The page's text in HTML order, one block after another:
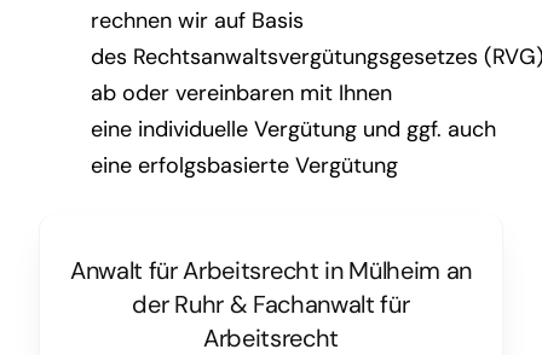
rechnen wir auf Basis
des Rechtsanwaltsvergütungsgesetzes
ab oder vereinbaren mit Ihnen
eine individuelle Vergütung und ggf. auch
eine erfolgsbasierte Vergütung
Anwalt für Arbeitsrecht in Mülheim an
der Ruhr& Fachanwalt für
Arbeitsrecht